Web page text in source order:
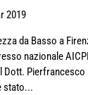
2019
da Basso a
nazionale
Dott. Pierfrancesco
stato...